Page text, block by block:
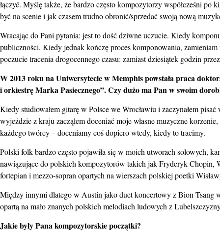
łączyć. Myślę także, że bardzo często kompozytorzy współcześni
być na scenie i jak czasem trudno obronić/sprzedać swoją nową
Wracając do Pani pytania: jest to dość dziwne uczucie. Kiedy
publiczności. Kiedy jednak kończę proces komponowania,
poczucie tracenia drogocennego czasu: zamiast dziesiątek godzin
W 2013 roku na Uniwersytecie w Memphis powstała praca
i orkiestrę Marka Pasiecznego”. Czy dużo ma Pan w swoim
Kiedy studiowałem gitarę w Polsce we Wrocławiu i zaczynałem
wyjeździe z kraju zacząłem doceniać moje własne muzyczne
każdego twórcy – doceniamy coś dopiero wtedy, kiedy to tracimy.
Polski folk bardzo często pojawiła się w moich utworach solowych,
nawiązujące do polskich kompozytorów takich jak Fryderyk Chopin,
fortepian i mezzo-sopran opartych na wierszach polskiej poetki
Między innymi dlatego w Austin jako duet koncertowy z Bion Tsang
opartą na mało znanych polskich melodiach ludowych z
Jakie były Pana kompozytorskie początki?